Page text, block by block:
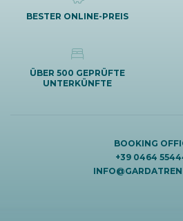
BESTER ONLINE-PREIS
ÜBER 500 GEPRÜFTE
UNTERKÜNFTE
BOOKING
+39 0464